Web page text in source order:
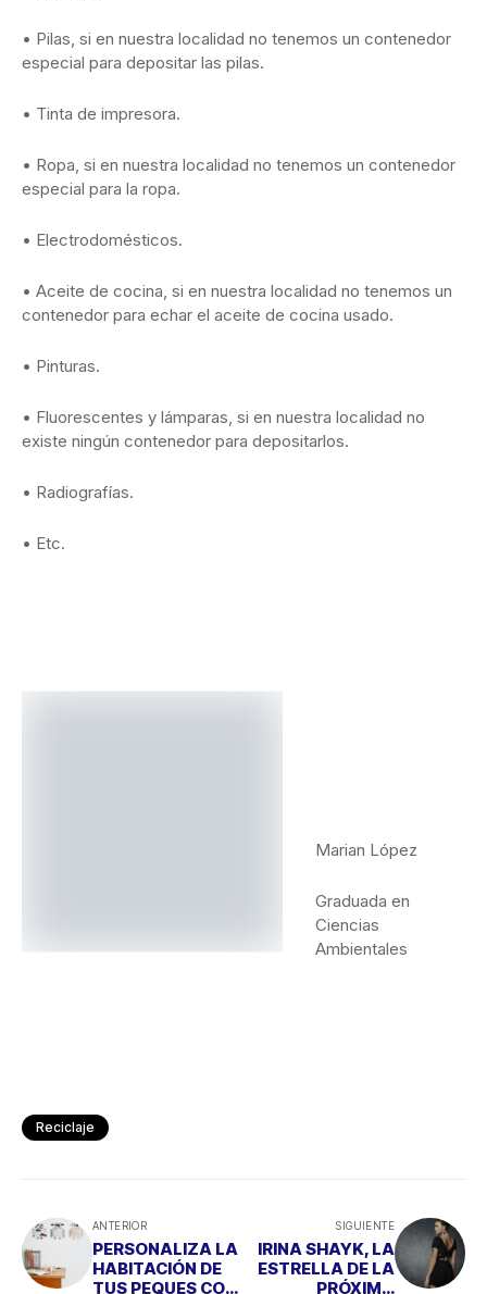
• Pilas, si en nuestra localidad no tenemos un contenedor
especial para depositar las pilas.
• Tinta de impresora.
• Ropa, si en nuestra localidad no tenemos un contenedor
especial para la ropa.
• Electrodomésticos.
• Aceite de cocina, si en nuestra localidad no tenemos un
contenedor para echar el aceite de cocina usado.
• Pinturas.
• Fluorescentes y lámparas, si en nuestra localidad no
existe ningún contenedor para depositarlos.
• Radiografías.
• Etc.
Marian López
Graduada en
Ciencias
Ambientales
Reciclaje
ANTERIOR
PERSONALIZA LA
HABITACIÓN DE
TUS PEQUES CON
SIGUIENTE
IRINA SHAYK, LA
ESTRELLA DE LA
PRÓXIMA